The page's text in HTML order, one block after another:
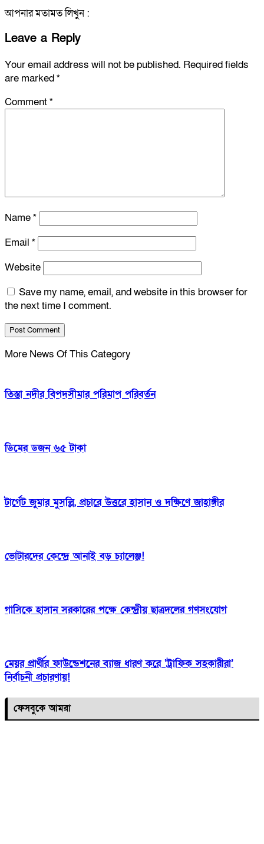
আপনার মতামত লিখুন :
Leave a Reply
Your email address will not be published. Required fields
are marked*
Comment*
Name*
Email *
Website
Save my name, email, and website in this browser for
the next time I comment.
More News Of This Category
তিস্তা নদীর বিপদসীমার পরিমাপ পরিবর্তন
ডিমের ডজন ৬৫ টাকা
টার্গেট জুমার মুসল্লি, প্রচারে উত্তরে হাসান ও দক্ষিণে জাহাঙ্গীর
ভোটারদের কেন্দ্রে আনাই বড় চ্যালেঞ্জ!
গাসিকে হাসান সরকারের পক্ষে কেন্দ্রীয় ছাত্রদলের গণসংযোগ
মেয়র প্রার্থীর ফাউন্ডেশনের ব্যাজ ধারণ করে ‘ট্রাফিক সহকারীরা’
নির্বাচনী প্রচারণায়!
ফেসবুকে আমরা